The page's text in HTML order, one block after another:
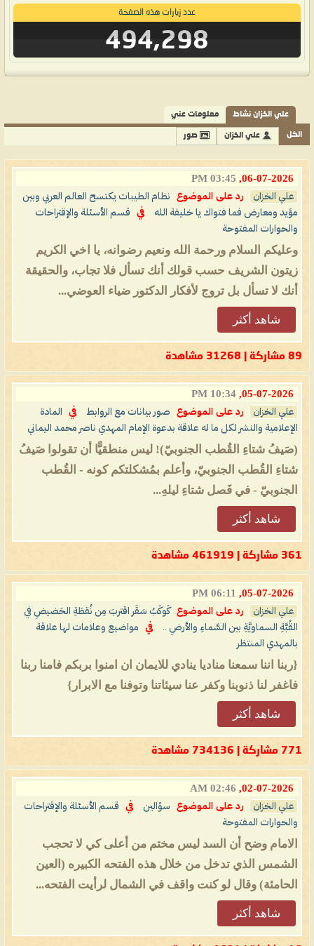
عدد زيارات هذه الصفحة
494,298
علي الخزان نشاط معلومات عني
الكل علي الخزان صور
06-07-2026,
03:45 PM
علي الخزان رد على الموضوع
نظام الطيبات يكتسح العالم العربي وبين
مؤيد ومعارض فما فتواك يا خليفة الله
في
قسم الأسئلة والإقتراحات
والحوارات المفتوحة
وعليكم السلام ورحمة الله ونعيم رضوانه، يا اخي الكريم
زيتون الشريف حسب قولك أنك تسأل فلا تجاب، والحقيقة
أنك لا تسأل بل تروج لأفكار الدكتور ضياء العوضي...
شاهد أكثر
89 مشاركة | 31268 مشاهدة
05-07-2026,
10:34 PM
علي الخزان رد على الموضوع صور بيانات مع الروابط في
المادة
الإعلامية والنشر لكل ما له علاقة بدعوة الإمام المهدي ناصر محمد اليماني
(صَيفُ شتاءِ القُطب الجنوبيّ)! ليس منطقيًّا أن تقولوا صَيفُ
شتاءِ القُطب الجنوبيّ، وأعلم بمُشكلتكم كونه - القُطب
الجنوبيّ - في فَصل شتاءِ ليلهِ...
شاهد أكثر
361 مشاركة | 461919 مشاهدة
05-07-2026,
06:11 PM
علي الخزان رد على الموضوع
كَوكَبُ سَقَر اقتربَ مِن نُقطَةِ الحَضيضِ في
القُبَّةِ السماويَّةِ بين السَّماءِ والأرضِ ..
في
مواضيع وعلامات لها علاقة
بالمهدي المنتظر
{ربنا اننا سمعنا مناديا ينادي للايمان ان امنوا بربكم فامنا ربنا
فاغفر لنا ذنوبنا وكفر عنا سيئاتنا وتوفنا مع الابرار}
شاهد أكثر
771 مشاركة | 734136 مشاهدة
02-07-2026,
02:46 AM
علي الخزان رد على الموضوع سؤالين في
قسم الأسئلة والإقتراحات
والحوارات المفتوحة
الامام وضح أن السد ليس مختم من أعلى كي لا تحجب
الشمس الذي تدخل من خلال هذه الفتحه الكبيره (العين
الحامئة) وقال لو كنت واقف في الشمال لرأيت الفتحه...
شاهد أكثر